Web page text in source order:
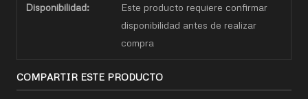
Disponibilidad:
Este producto requiere confirmar
disponibilidad antes de realizar
compra
COMPARTIR ESTE PRODUCTO